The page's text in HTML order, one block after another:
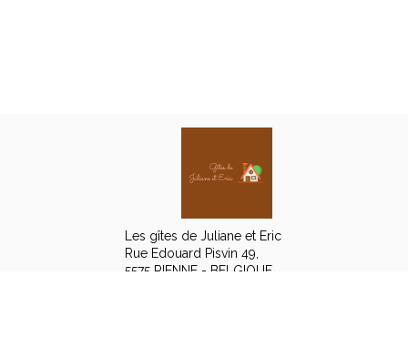
Les gîtes de Juliane et Eric
Rue Edouard Pisvin 49,
5575 RIENNE - BELGIQUE